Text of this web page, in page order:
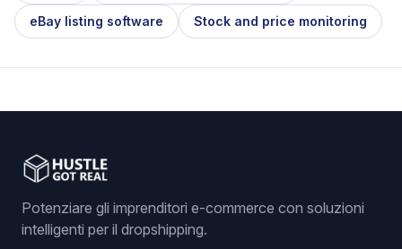
eBay listing software Stock and price monitoring
Potenziare gli imprenditori e-commerce con soluzioni
intelligenti per il dropshipping.